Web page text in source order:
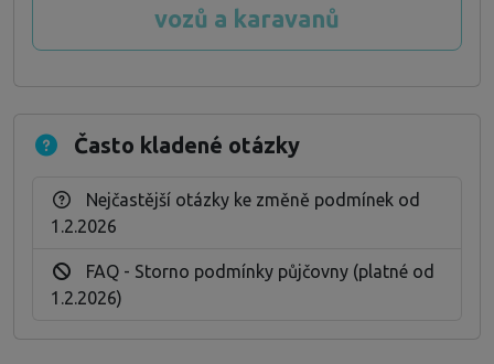
vozů a karavanů
Často kladené otázky
Nejčastější otázky ke změně podmínek od
1.2.2026
FAQ - Storno podmínky půjčovny (platné od
1.2.2026)